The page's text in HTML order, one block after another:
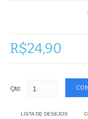
CONTATO
R$24,90
Qtd:
LISTA DE DESEJOS